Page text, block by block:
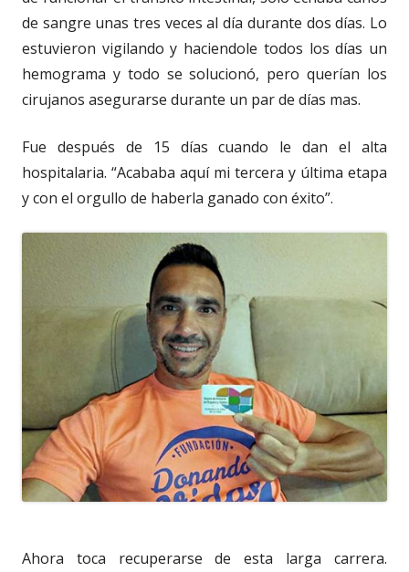
de sangre unas tres veces al día durante dos días. Lo
estuvieron vigilando y haciendole todos los días un
hemograma y todo se solucionó, pero querían los
cirujanos asegurarse durante un par de días mas.
Fue después de 15 días cuando le dan el alta
hospitalaria. “Acababa aquí mi tercera y última etapa
y con el orgullo de haberla ganado con éxito”.
Ahora toca recuperarse de esta larga carrera.